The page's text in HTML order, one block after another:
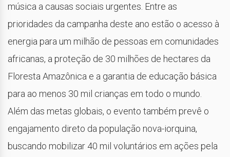
música a causas sociais urgentes. Entre as
prioridades da campanha deste ano estão o acesso à
energia para um milhão de pessoas em comunidades
africanas, a proteção de 30 milhões de hectares da
Floresta Amazônica e a garantia de educação básica
para ao menos 30 mil crianças em todo o mundo.
Além das metas globais, o evento também prevê o
engajamento direto da população nova-iorquina,
buscando mobilizar 40 mil voluntários em ações pela